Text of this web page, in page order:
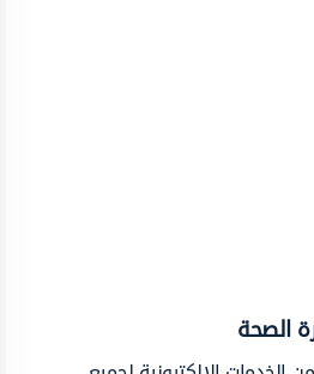
الصحة